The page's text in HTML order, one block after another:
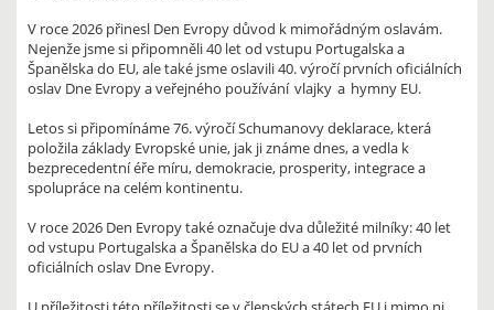
V roce 2026 přinesl Den Evropy důvod k mimořádným oslavám.
Nejenže jsme si připomněli 40 let od vstupu Portugalska a
Španělska do EU, ale také jsme oslavili 40. výročí prvních oficiálních
oslav Dne Evropy a veřejného používání vlajky a hymny EU.
Letos si připomínáme 76. výročí Schumanovy deklarace, která
položila základy Evropské unie, jak ji známe dnes, a vedla k
bezprecedentní éře míru, demokracie, prosperity, integrace a
spolupráce na celém kontinentu.
V roce 2026 Den Evropy také označuje dva důležité milníky: 40 let
od vstupu Portugalska a Španělska do EU a 40 let od prvních
oficiálních oslav Dne Evropy.